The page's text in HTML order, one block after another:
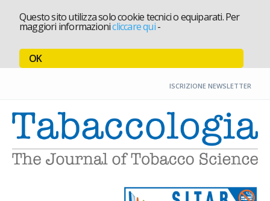
Questo sito utilizza solo cookie tecnici o equiparati. Per
maggiori informazionicliccare qui-
OK
ISCRIZIONE NEWSLETTER